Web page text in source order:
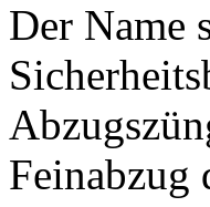
Der Name
Feinabzug